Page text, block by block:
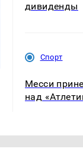
магазина:
дивиденды
Спорт
Месси
над